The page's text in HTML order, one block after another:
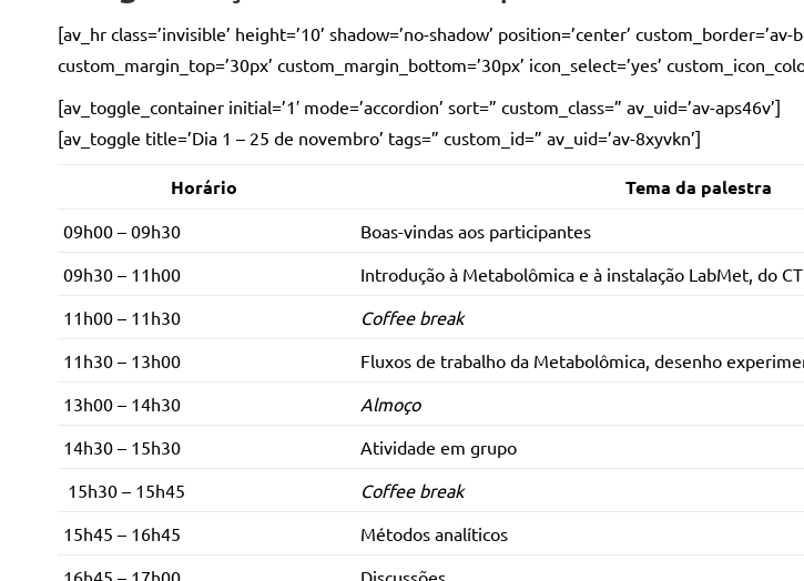
[av_hr class=’invisible’ height=’10’ shadow=’no-shadow’ position=’center’
custom_margin_top=’30px’ custom_margin_bottom=’30px’ icon_select=’yes’
[av_toggle_container initial=’1′ mode=’accordion’ sort=” custom_class=” av_uid=’av-aps46v’]
[av_toggle title=’Dia 1 – 25 de novembro’ tags=” custom_id=” av_uid=’av-8xyvkn’]
Horário Tema da palestra
09h00 – 09h30 Boas-vindas aos participantes
09h30 – 11h00
Introdução à Metabolômica e à instalação LabMet, do
11h00 – 11h30
Coffee break
11h30 – 13h00
Fluxos de trabalho da Metabolômica, desenho
13h00 – 14h30
Almoço
14h30 – 15h30
Atividade em grupo
15h30 – 15h45
Coffee break
15h45 – 16h45
Métodos analíticos
16h45 – 17h00
Discussões